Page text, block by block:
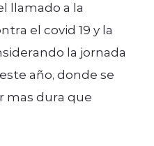
llamado a la
el covid 19 y la
la jornada
año, donde se
mas dura que